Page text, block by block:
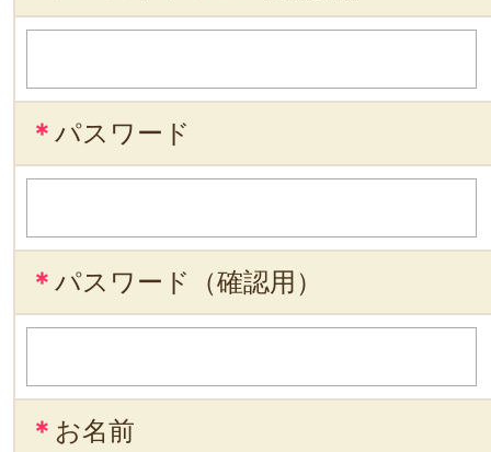
＊ パスワード
＊ パスワード（確認用）
＊ お名前